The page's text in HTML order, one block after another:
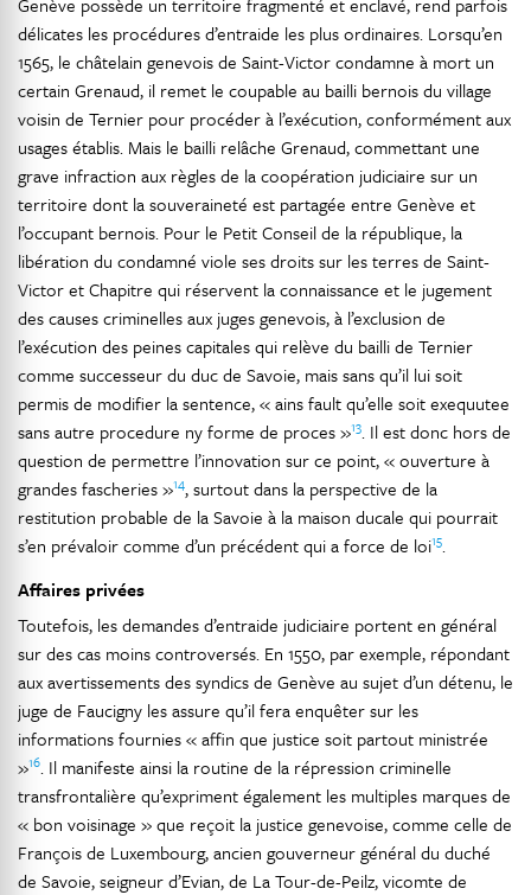
délicates les procédures d’entraide les plus ordinaires. Lorsqu’en
1565, le châtelain genevois de Saint-Victor condamne à mort un
certain Grenaud, il remet le coupable au bailli bernois du village
voisin de Ternier pour procéder à l’exécution, conformément aux
usages établis. Mais le bailli relâche Grenaud, commettant une
grave infraction aux règles de la coopération judiciaire sur un
territoire dont la souveraineté est partagée entre Genève et
l’occupant bernois. Pour le Petit Conseil de la république, la
libération du condamné viole ses droits sur les terres de Saint-
Victor et Chapitre qui réservent la connaissance et le jugement
des causes criminelles aux juges genevois, à l’exclusion de
l’exécution des peines capitales qui relève du bailli de Ternier
comme successeur du duc de Savoie, mais sans qu’il lui soit
permis de modifier la sentence, « ains fault qu’elle soit exequutee
sans autre procedure ny forme de proces »13. Il est donc hors de
question de permettre l’innovation sur ce point, « ouverture à
grandes fascheries »14, surtout dans la perspective de la
restitution probable de la Savoie à la maison ducale qui pourrait
s’en prévaloir comme d’un précédent qui a force de loi15.
Affaires privées
Toutefois, les demandes d’entraide judiciaire portent en général
sur des cas moins controversés. En 1550, par exemple, répondant
aux avertissements des syndics de Genève au sujet d’un détenu, le
juge de Faucigny les assure qu’il fera enquêter sur les
informations fournies « affin que justice soit partout ministrée
»16. Il manifeste ainsi la routine de la répression criminelle
transfrontalière qu’expriment également les multiples marques de
« bon voisinage » que reçoit la justice genevoise, comme celle de
François de Luxembourg, ancien gouverneur général du duché
de Savoie, seigneur d’Evian, de La Tour-de-Peilz, vicomte de